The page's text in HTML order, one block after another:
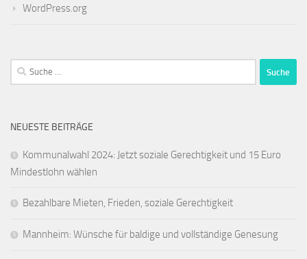
WordPress.org
Suche
nach:
NEUESTE BEITRÄGE
Kommunalwahl 2024: Jetzt soziale Gerechtigkeit und 15 Euro
Mindestlohn wählen
Bezahlbare Mieten, Frieden, soziale Gerechtigkeit
Mannheim: Wünsche für baldige und vollständige Genesung